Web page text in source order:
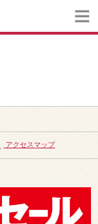
アクセスマップ